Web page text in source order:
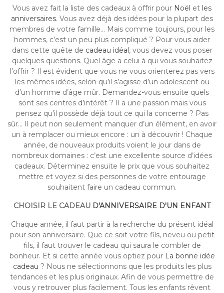
Vous avez fait la liste des cadeaux à offrir pour Noël et les
anniversaires. Vous avez déjà des idées pour la plupart des
membres de votre famille... Mais comme toujours, pour les
hommes, c’est un peu plus compliqué ? Pour vous aider
dans cette quête de cadeau idéal , vous devez vous poser
quelques questions. Quel âge a celui à qui vous souhaitez
l’offrir ? Il est évident que vous ne vous orienterez pas vers
les mêmes idées, selon qu’il s’agisse d’un adolescent ou
d’un homme d’âge mûr. Demandez-vous ensuite quels
sont ses centres d’intérêt ? Il a une passion mais vous
pensez qu’il possède déjà tout ce qui la concerne ? Pas
sûr… Il peut non seulement manquer d’un élément, en avoir
un à remplacer ou mieux encore : un à découvrir ! Chaque
année, de nouveaux produits voient le jour dans de
nombreux domaines : c’est une excellente source d’idées
cadeaux. Déterminez ensuite le prix que vous souhaitez
mettre et voyez si des personnes de votre entourage
souhaitent faire un cadeau commun.
CHOISIR LE CADEAU D'ANNIVERSAIRE D'UN ENFANT
Chaque année, il faut partir à la recherche du présent idéal
pour son anniversaire. Que ce soit votre fils, neveu ou petit
fils, il faut trouver le cadeau qui saura le combler de
bonheur. Et si cette année vous optiez pour La bonne idée
cadeau ? Nous ne sélectionnons que les produits les plus
tendances et les plus originaux. Afin de vous permettre de
vous y retrouver plus facilement. Tous les enfants rêvent